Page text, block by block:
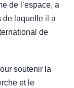
de l’espace, a
de laquelle il a
de
soutenir la
et le